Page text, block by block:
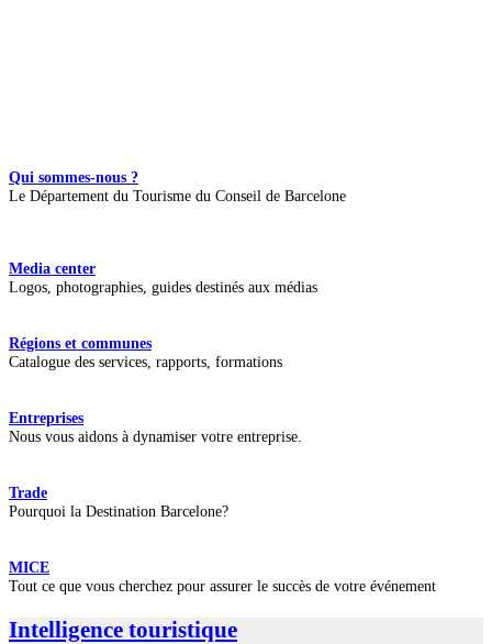
Qui sommes-nous ?
Le Département du Tourisme du Conseil de Barcelone
Media center
Logos, photographies, guides destinés aux médias
Régions et communes
Catalogue des services, rapports, formations
Entreprises
Nous vous aidons à dynamiser votre entreprise.
Trade
Pourquoi la Destination Barcelone?
MICE
Tout ce que vous cherchez pour assurer le succès de votre événement
Intelligence touristique